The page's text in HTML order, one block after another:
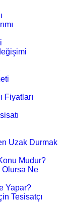
Fiyatları
Uzak Durmak
Mudur?
Olursa Ne
Yapar?
Tesisatçı